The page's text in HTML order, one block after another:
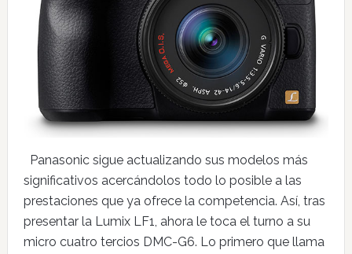
Panasonic sigue actualizando sus modelos más
significativos acercándolos todo lo posible a las
prestaciones que ya ofrece la competencia. Así, tras
presentar la Lumix LF1, ahora le toca el turno a su
micro cuatro tercios DMC-G6. Lo primero que llama